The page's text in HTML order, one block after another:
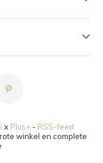
x Plus+ - RSS-feed
winkel en complete